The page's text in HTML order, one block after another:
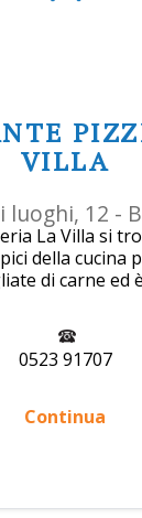
VILLA
luoghi, 12 -
La Villa si
della cucina
di carne ed
0523 91707
Continua